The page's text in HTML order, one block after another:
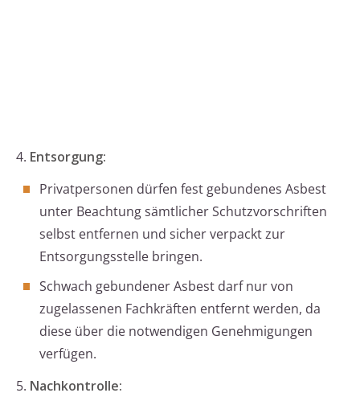
4. Entsorgung:
Privatpersonen dürfen fest gebundenes Asbest
unter Beachtung sämtlicher Schutzvorschriften
selbst entfernen und sicher verpackt zur
Entsorgungsstelle bringen.
Schwach gebundener Asbest darf nur von
zugelassenen Fachkräften entfernt werden, da
diese über die notwendigen Genehmigungen
verfügen.
5. Nachkontrolle: